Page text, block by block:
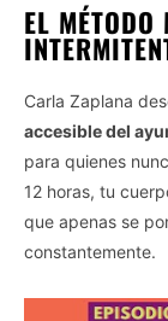
EL
Carla Zaplana
accesible del
para quienes
12 horas, tu
que apenas se
constantemente.